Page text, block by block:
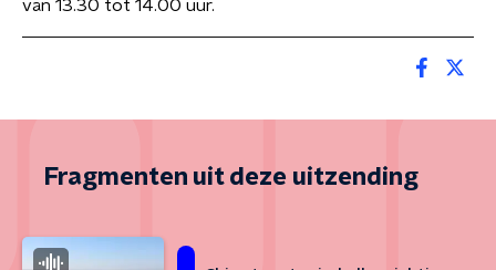
van 13.30 tot 14.00 uur.
Fragmenten uit deze uitzending